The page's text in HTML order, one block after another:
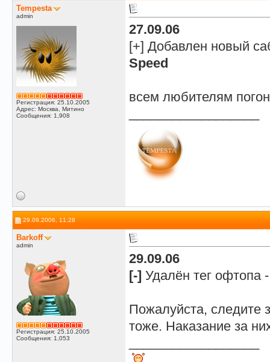
Tempesta
admin
Регистрация: 25.10.2005
Адрес: Москва, Митино
Сообщения: 1,908
27.09.06
[+] Добавлен новый
Speed
всем любителям
29.09.2006, 11:28
Barkoff
admin
Регистрация: 25.10.2005
Сообщения: 1,053
29.09.06
[-] Удалён тег офтопа
Пожалуйста, следите
тоже. Наказание за